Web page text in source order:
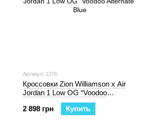
Артикул: 1376
Кроссовки Zion Williamson x Air
Jordan 1 Low OG “Voodoo
Alternate” Blue
2 898 грн
Купить